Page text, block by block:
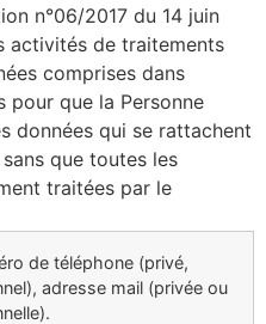
n°06/2017 du 14 juin
activités de traitements
comprises dans
pour que la Personne
données qui se rattachent
que toutes les
traitées par le
de téléphone (privé,
adresse mail (privée ou